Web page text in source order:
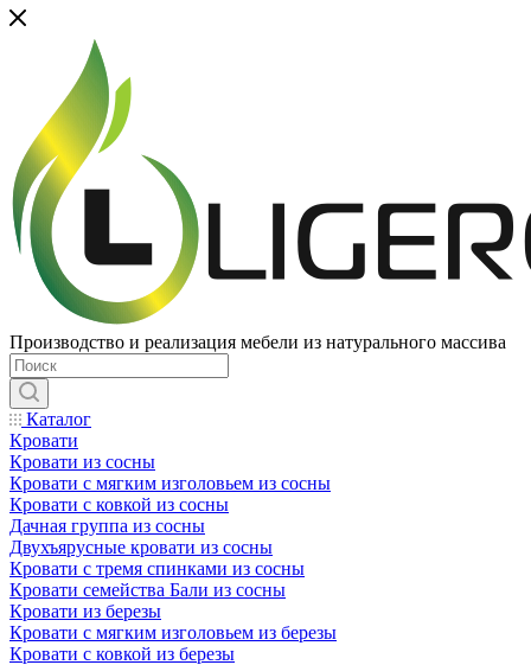
Производство и реализация мебели из натурального массива
Каталог
Кровати
Кровати из сосны
Кровати с мягким изголовьем из сосны
Кровати с ковкой из сосны
Дачная группа из сосны
Двухъярусные кровати из сосны
Кровати с тремя спинками из сосны
Кровати семейства Бали из сосны
Кровати из березы
Кровати с мягким изголовьем из березы
Кровати с ковкой из березы